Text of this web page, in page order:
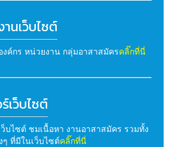
านเว็บไซต์
งค์กร หน่วยงาน กลุ่มอาสาสมัครคลิ๊กที่นี่
เว็บไซต์
บไซต์ ชมเนื้อหา งานอาสาสมัคร รวมทั้ง
ๆ ที่มีในเว็บไซต์คลิ๊กที่นี่